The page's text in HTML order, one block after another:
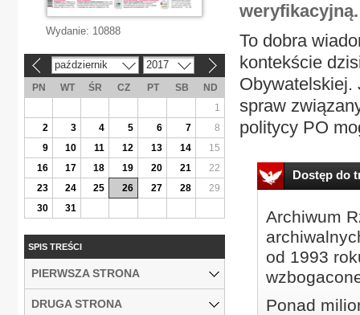
weryfikacyjną.
To dobra
kontekście
Obywatelskiej.
spraw
politycy PO
Dostęp do
Archiwum
od 1993
Ponad
Wydanie: 10888
październik 2017
PN WT ŚR CZ PT SB
ND
1
2
3 4 5 6 7
8
9
10 11 12 13 14
15
16
17 18 19 20 21
22
23
24 25 26 27 28
29
30
31
SPIS TREŚCI
PIERWSZA STRONA
DRUGA STRONA